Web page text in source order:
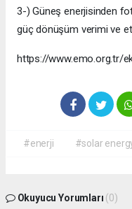
3-) Güneş enerjisinden
güç dönüşüm verimi ve
https://www.emo.org.tr/
#enerji #solar
Okuyucu Yorumları (0)